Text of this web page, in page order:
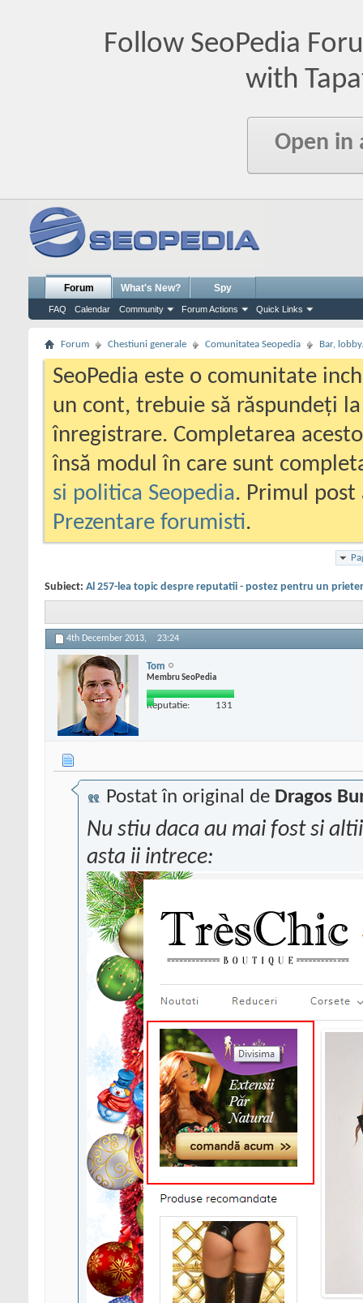
Follow SeoPedia
with
Open in
Forum
FAQ Calendar Community Forum Actions Quick Links
What's New? Spy
Forum Chestiuni generale Comunitatea Seopedia Bar,
SeoPedia este o comunitate
un cont, trebuie să răspundeți
înregistrare. Completarea
însă modul în care sunt
si politica Seopedia. Primul
Prezentare forumisti.
Subiect: Al 257-lea topic despre reputatii - postez pentru un
4th December 2013, 23:24
Tom
Membru SeoPedia
Reputatie: 131
Postat în original de Dragos
Nu stiu daca au mai fost si
asta ii intrece: